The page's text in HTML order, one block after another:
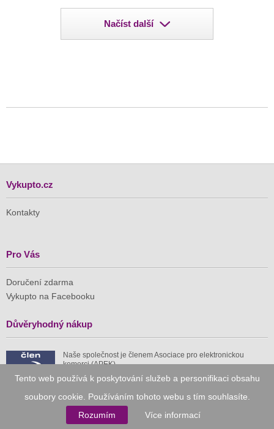
Tento web používá k poskytování služeb a personifikaci obsahu
soubory cookie. Používáním tohoto webu s tím souhlasíte.
Rozumím
Více informací
Načíst další
Vykupto.cz
Kontakty
Pro Vás
Doručení zdarma
Vykupto na Facebooku
Důvěryhodný nákup
Naše společnost je členem Asociace pro elektronickou
komerci (APEK)